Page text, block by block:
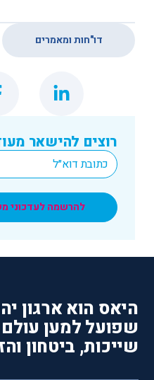
רוצים להישאר
Email
*
להרשמה לעדכוני
דו"חות ומאמרים
היאס הוא ארגון
שפועל למען
שייכות, ביטחון